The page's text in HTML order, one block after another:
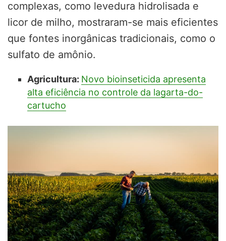
complexas, como levedura hidrolisada e
licor de milho, mostraram-se mais eficientes
que fontes inorgânicas tradicionais, como o
sulfato de amônio.
Agricultura: Novo bioinseticida apresenta
alta eficiência no controle da lagarta-do-
cartucho